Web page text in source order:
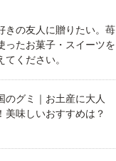
きの友人に贈りたい。苺
ったお菓子・スイーツを
てください。
のグミ｜お土産に大人
美味しいおすすめは？